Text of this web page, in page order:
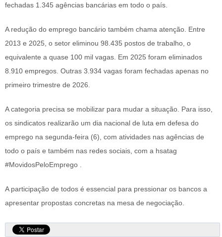
fechadas 1.345 agências bancárias em todo o país.
A redução do emprego bancário também chama atenção. Entre
2013 e 2025, o setor eliminou 98.435 postos de trabalho, o
equivalente a quase 100 mil vagas. Em 2025 foram eliminados
8.910 empregos. Outras 3.934 vagas foram fechadas apenas no
primeiro trimestre de 2026.
A categoria precisa se mobilizar para mudar a situação. Para isso,
os sindicatos realizarão um dia nacional de luta em defesa do
emprego na segunda-feira (6), com atividades nas agências de
todo o país e também nas redes sociais, com a hsatag
#MovidosPeloEmprego .
A participação de todos é essencial para pressionar os bancos a
apresentar propostas concretas na mesa de negociação.